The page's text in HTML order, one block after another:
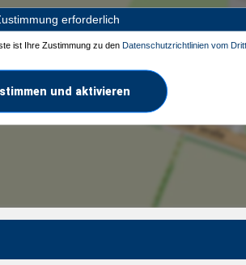
erforderlich
ist Ihre Zustimmung zu den Datenschutzrichtlinien vom
und aktivieren